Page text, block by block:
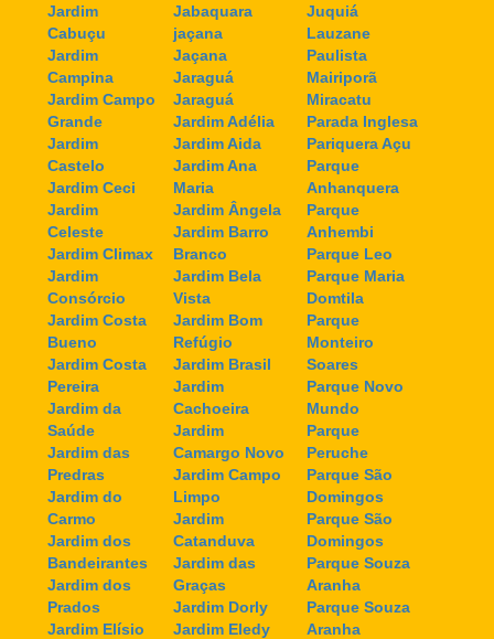
Jardim
Cabuçu
Jardim
Campina
Jardim Campo
Grande
Jardim
Castelo
Jardim Ceci
Jardim
Celeste
Jardim Climax
Jardim
Consórcio
Jardim Costa
Bueno
Jardim Costa
Pereira
Jardim da
Saúde
Jardim das
Predras
Jardim do
Carmo
Jardim dos
Bandeirantes
Jardim dos
Prados
Jardim Elísio
Jabaquara
jaçana
Jaçana
Jaraguá
Jaraguá
Jardim Adélia
Jardim Aida
Jardim Ana
Maria
Jardim Ângela
Jardim Barro
Branco
Jardim Bela
Vista
Jardim Bom
Refúgio
Jardim Brasil
Jardim
Cachoeira
Jardim
Camargo Novo
Jardim Campo
Limpo
Jardim
Catanduva
Jardim das
Graças
Jardim Dorly
Jardim Eledy
Juquiá
Lauzane
Paulista
Mairiporã
Miracatu
Parada Inglesa
Pariquera Açu
Parque
Anhanquera
Parque
Anhembi
Parque Leo
Parque Maria
Domtila
Parque
Monteiro
Soares
Parque Novo
Mundo
Parque
Peruche
Parque São
Domingos
Parque São
Domingos
Parque Souza
Aranha
Parque Souza
Aranha